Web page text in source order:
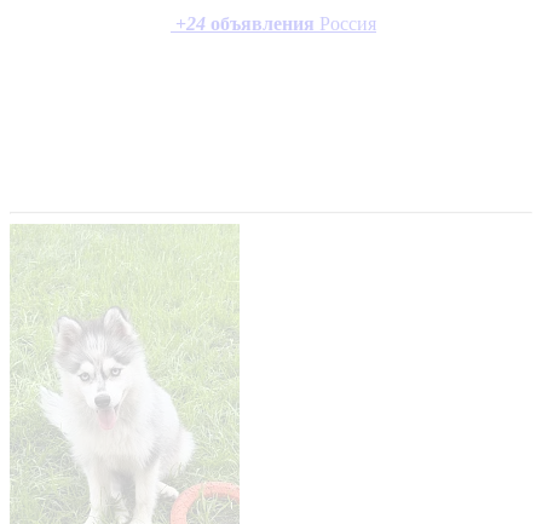
+24 объявления Россия